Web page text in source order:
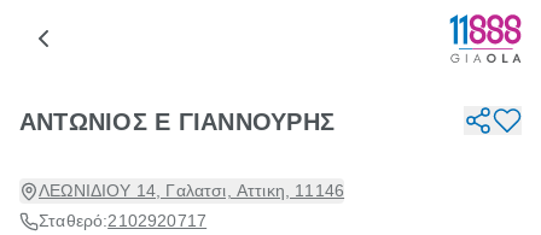
ΑΝΤΩΝΙΟΣ Ε ΓΙΑΝΝΟΥΡΗΣ
ΛΕΩΝΙΔΙΟΥ 14, Γαλατσι, Αττικη, 11146
Σταθερό:2102920717